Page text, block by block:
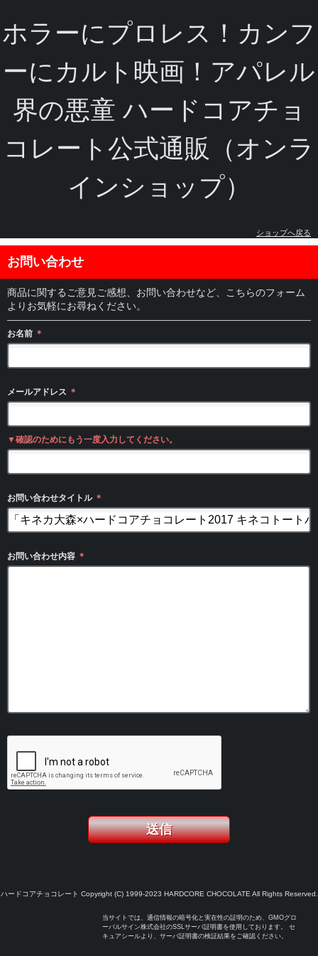
ホラーにプロレス！カンフ
ーにカルト映画！アパレル
界の悪童 ハードコアチョ
コレート公式通販（オンラ
インショップ）
ショップへ戻る
お問い合わせ
商品に関するご意見ご感想、お問い合わせなど、こちらのフォーム
よりお気軽にお尋ねください。
お名前 ＊
メールアドレス ＊
▼確認のためにもう一度入力してください。
お問い合わせタイトル ＊
お問い合わせ内容 ＊
ハードコアチョコレート Copyright (C) 1999-2023 HARDCORE CHOCOLATE All Rights Reserved.
当サイトでは、通信情報の暗号化と実在性の証明のため、GMOグロ
ーバルサイン株式会社のSSLサーバ証明書を使用しております。 セ
キュアシールより、サーバ証明書の検証結果をご確認ください。